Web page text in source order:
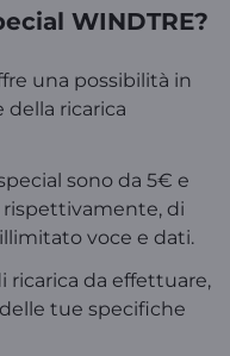
WINDTRE?
una possibilità in
ricarica
sono da 5€ e
di
voce e dati.
ricarica da effettuare,
tue specifiche